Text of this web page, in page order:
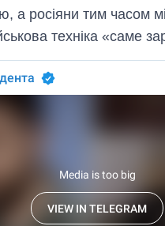
а росіяни тим часом
техніка «саме